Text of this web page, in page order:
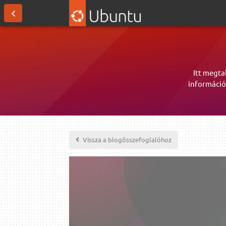
Itt
Vissza a blogösszefoglalóhoz